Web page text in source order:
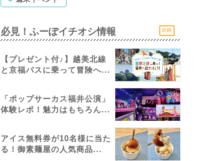
必見！ふーぽイチオシ情報 PR
【プレゼント付♪】越美北線
と京福バスに乗って冒険へ...
「ポップサーカス福井公演」
体験レポ！魅力はもちろん...
アイス無料券が10名様に当た
る！御素麺屋の人気商品...